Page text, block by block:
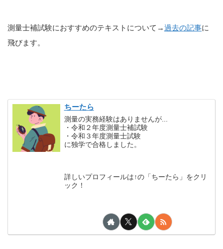
測量士補試験におすすめのテキストについて→過去の記事に
飛びます。
ちーたら
測量の実務経験はありませんが...
・令和２年度測量士補試験
・令和３年度測量士試験
に独学で合格しました。
詳しいプロフィールは↑の「ちーたら」をクリ
ック！